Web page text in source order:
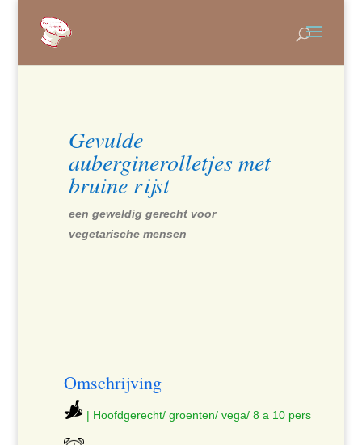
Gevulde
auberginerolletjes met
bruine rijst
een geweldig gerecht voor
vegetarische mensen
Omschrijving
| Hoofdgerecht/ groenten/ vega/ 8 a 10 pers